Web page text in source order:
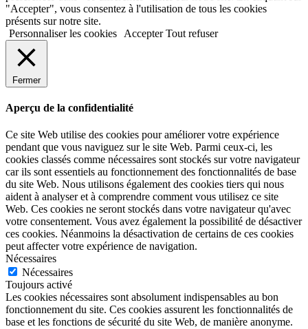
"Accepter", vous consentez à l'utilisation de tous les cookies
présents sur notre site.
Personnaliser les cookies
Accepter Tout refuser
Fermer
Aperçu de la confidentialité
Ce site Web utilise des cookies pour améliorer votre expérience
pendant que vous naviguez sur le site Web. Parmi ceux-ci, les
cookies classés comme nécessaires sont stockés sur votre navigateur
car ils sont essentiels au fonctionnement des fonctionnalités de base
du site Web. Nous utilisons également des cookies tiers qui nous
aident à analyser et à comprendre comment vous utilisez ce site
Web. Ces cookies ne seront stockés dans votre navigateur qu'avec
votre consentement. Vous avez également la possibilité de désactiver
ces cookies. Néanmoins la désactivation de certains de ces cookies
peut affecter votre expérience de navigation.
Nécessaires
Nécessaires
Toujours activé
Les cookies nécessaires sont absolument indispensables au bon
fonctionnement du site. Ces cookies assurent les fonctionnalités de
base et les fonctions de sécurité du site Web, de manière anonyme.